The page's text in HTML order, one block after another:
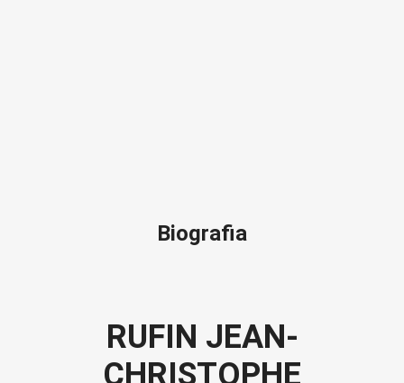
Biografia
RUFIN JEAN-
CHRISTOPHE